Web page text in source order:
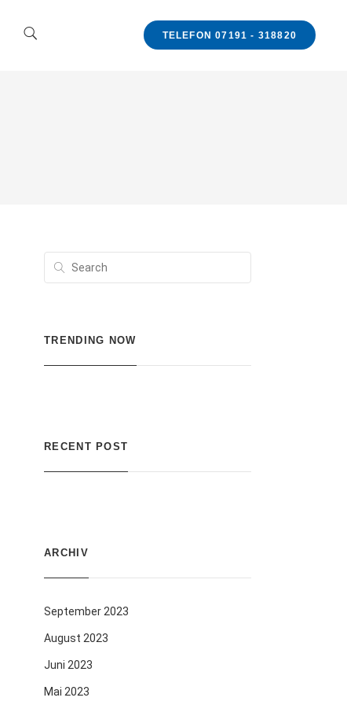
TELEFON 07191 - 318820
TRENDING NOW
RECENT POST
ARCHIV
September 2023
August 2023
Juni 2023
Mai 2023